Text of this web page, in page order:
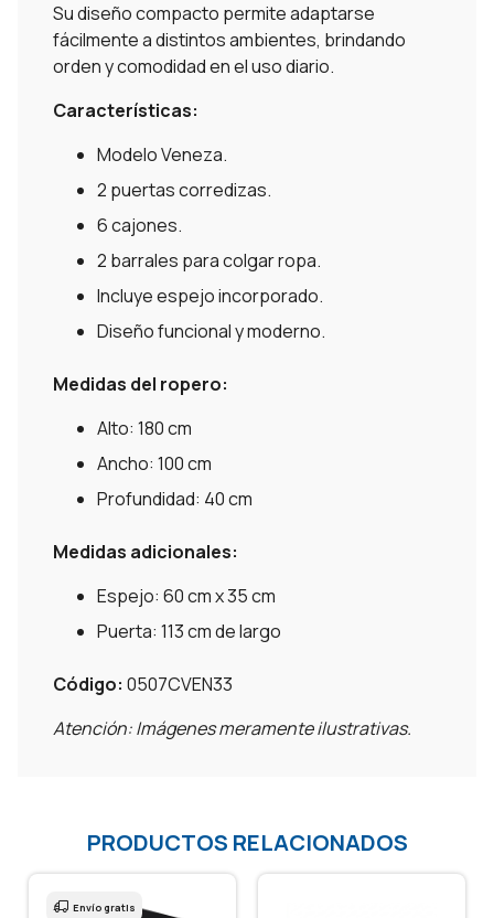
Su diseño compacto permite adaptarse
fácilmente a distintos ambientes, brindando
orden y comodidad en el uso diario.
Características:
Modelo Veneza.
2 puertas corredizas.
6 cajones.
2 barrales para colgar ropa.
Incluye espejo incorporado.
Diseño funcional y moderno.
Medidas del ropero:
Alto: 180 cm
Ancho: 100 cm
Profundidad: 40 cm
Medidas adicionales:
Espejo: 60 cm x 35 cm
Puerta: 113 cm de largo
Código: 0507CVEN33
Atención: Imágenes meramente ilustrativas.
PRODUCTOS RELACIONADOS
Envío gratis